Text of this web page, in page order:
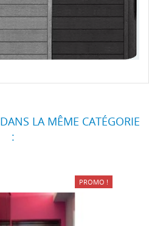
LA MÊME CATÉGORIE
:
PROMO !